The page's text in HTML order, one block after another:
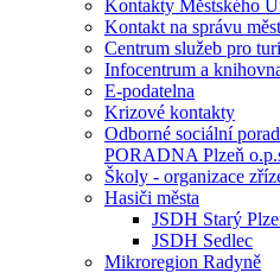
Kontakty Městského
Kontakt na správu
Centrum služeb pro
Infocentrum a
E-podatelna
Krizové kontakty
Odborné sociální
PORADNA Plzeň
Školy - organizace
Hasiči města
JSDH Starý
JSDH Sedlec
Mikroregion Radyně